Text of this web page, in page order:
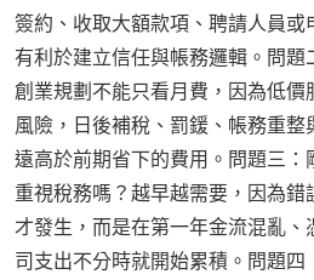
簽約、收取大額款項、聘請人員
有利於建立信任與帳務邏輯。問題
創業規劃不能只看月費，因為低
風險，日後補稅、罰鍰、帳務重
遠高於前期省下的費用。問題三
重視稅務嗎？越早越需要，因為
才發生，而是在第一年金流混亂
司支出不分時就開始累積。問題